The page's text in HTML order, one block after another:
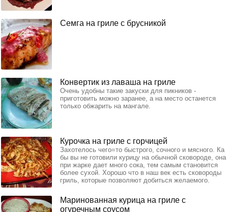
Семга на гриле с брусникой
Конвертик из лаваша на гриле
Очень удобны такие закуски для пикников -
приготовить можно заранее, а на место останется
только обжарить на мангале.
Курочка на гриле с горчицей
Захотелось чего=то быстрого, сочного и мясного. Ка
бы вы не готовили курицу на обычной сковороде, она
при жарке дает много сока, тем самым становится
более сухой. Хорошо что в наш век есть сковороды
гриль, которые позволяют добиться желаемого.
Маринованная курица на гриле с
огуречным соусом